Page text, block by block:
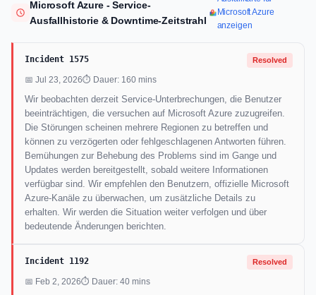
Microsoft Azure - Service-
Ausfallhistorie & Downtime-Zeitstrahl
Microsoft Azure
anzeigen
Incident 1575 Resolved
📅 Jul 23, 2026⏱ Dauer: 160 mins
Wir beobachten derzeit Service-Unterbrechungen, die Benutzer
beeinträchtigen, die versuchen auf Microsoft Azure zuzugreifen.
Die Störungen scheinen mehrere Regionen zu betreffen und
können zu verzögerten oder fehlgeschlagenen Antworten führen.
Bemühungen zur Behebung des Problems sind im Gange und
Updates werden bereitgestellt, sobald weitere Informationen
verfügbar sind. Wir empfehlen den Benutzern, offizielle Microsoft
Azure-Kanäle zu überwachen, um zusätzliche Details zu
erhalten. Wir werden die Situation weiter verfolgen und über
bedeutende Änderungen berichten.
Incident 1192 Resolved
📅 Feb 2, 2026⏱ Dauer: 40 mins